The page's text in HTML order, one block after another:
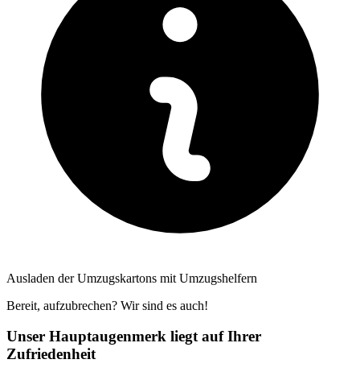
Ausladen der Umzugskartons mit Umzugshelfern
Bereit, aufzubrechen? Wir sind es auch!
Unser Hauptaugenmerk liegt auf Ihrer
Zufriedenheit